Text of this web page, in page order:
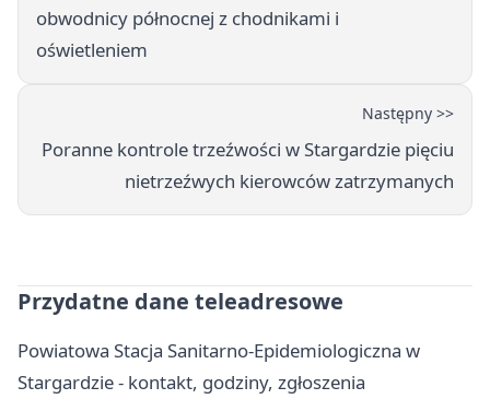
obwodnicy północnej z chodnikami i
oświetleniem
Następny >>
Poranne kontrole trzeźwości w Stargardzie pięciu
nietrzeźwych kierowców zatrzymanych
Przydatne dane teleadresowe
Powiatowa Stacja Sanitarno-Epidemiologiczna w
Stargardzie - kontakt, godziny, zgłoszenia